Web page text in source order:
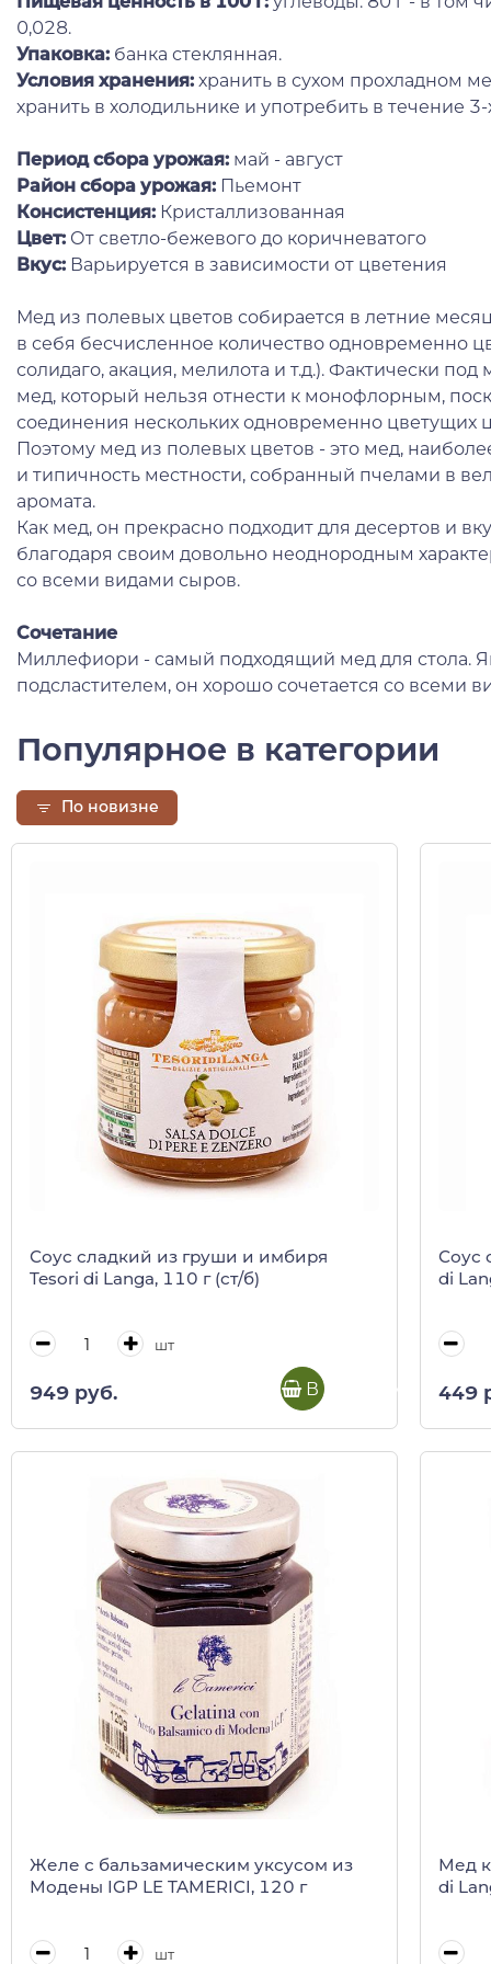
0,028.
Упаковка: банка стеклянная.
Условия хранения: хранить в сухом прохладном
хранить в холодильнике и употребить в течение 3-
Период сбора урожая: май - август
Район сбора урожая: Пьемонт
Консистенция: Кристаллизованная
Цвет: От светло-бежевого до коричневатого
Вкус: Варьируется в зависимости от цветения
Мед из полевых цветов собирается в летние
в себя бесчисленное количество одновременно
солидаго, акация, мелилота и т.д.). Фактически
мед, который нельзя отнести к монофлорным,
соединения нескольких одновременно цветущих
Поэтому мед из полевых цветов - это мед,
и типичность местности, собранный пчелами в
аромата.
Как мед, он прекрасно подходит для десертов и
благодаря своим довольно неоднородным
со всеми видами сыров.
Сочетание
Миллефиори - самый подходящий мед для стола.
подсластителем, он хорошо сочетается со всеми
Популярное в категории
По новизне
Соус сладкий из груши и имбиря
Tesori di Langa, 110 г (ст/б)
шт
949 руб. В корзину
Соус
di
449
Желе с бальзамическим уксусом из
Модены IGP LE TAMERICI, 120 г
шт
Мед
di